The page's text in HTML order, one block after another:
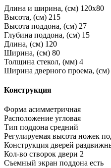
Длина и ширина, (см) 120x80
Высота, (см) 215
Высота поддона, (см) 27
Глубина поддона, (см) 15
Длина, (см) 120
Ширина, (см) 80
Толщина стекол, (мм) 4
Ширина дверного проема, (см)
Конструкция
Форма асимметричная
Расположение угловая
Тип поддона средний
Регулируемая высота ножек
Конструкция дверей
Кол-во створок двери 2
Съемный экран поддона есть